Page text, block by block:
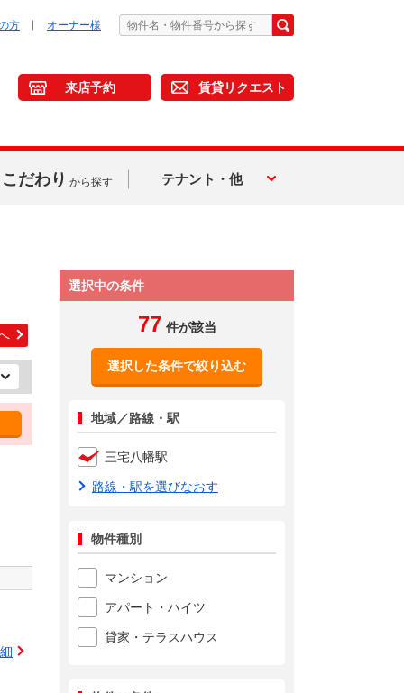
方 オーナー様
来店予約 賃貸リクエスト
こだわり から探す テナント・他
選択中の条件
77 件が該当
選択した条件で絞り込む
地域／路線・駅
三宅八幡駅
路線・駅を選びなおす
物件種別
マンション
アパート・ハイツ
貸家・テラスハウス